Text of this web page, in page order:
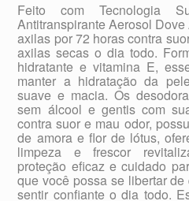
Feito com Tecnologia
Antitranspirante Aerosol
axilas por 72 horas contra
axilas secas o dia todo.
hidratante e vitamina E,
manter a hidratação da
suave e macia. Os
sem álcool e gentis com
contra suor e mau odor,
de amora e flor de lótus,
limpeza e frescor
proteção eficaz e cuidado
que você possa se libertar
sentir confiante o dia todo.